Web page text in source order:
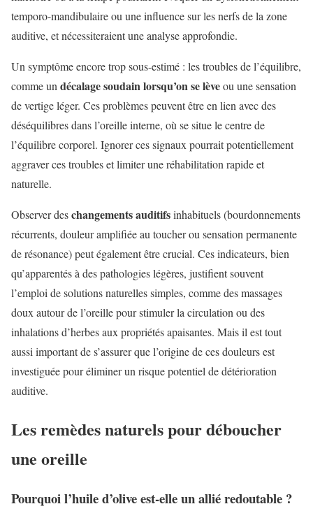
temporo-mandibulaire ou une influence sur les nerfs de la zone
auditive, et nécessiteraient une analyse approfondie.
Un symptôme encore trop sous-estimé : les troubles de l’équilibre,
comme undécalage soudain lorsqu’on se lèveou une sensation
de vertige léger. Ces problèmes peuvent être en lien avec des
déséquilibres dans l’oreille interne, où se situe le centre de
l’équilibre corporel. Ignorer ces signaux pourrait potentiellement
aggraver ces troubles et limiter une réhabilitation rapide et
naturelle.
Observer deschangements auditifsinhabituels (bourdonnements
récurrents, douleur amplifiée au toucher ou sensation permanente
de résonance) peut également être crucial. Ces indicateurs, bien
qu’apparentés à des pathologies légères, justifient souvent
l’emploi de solutions naturelles simples, comme des massages
doux autour de l’oreille pour stimuler la circulation ou des
inhalations d’herbes aux propriétés apaisantes. Mais il est tout
aussi important de s’assurer que l’origine de ces douleurs est
investiguée pour éliminer un risque potentiel de détérioration
auditive.
Les remèdes naturels pour déboucher
une oreille
Pourquoi l’huile d’olive est-elle un allié redoutable ?